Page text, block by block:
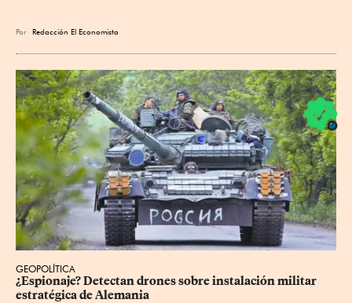
Por Redacción El Economista
GEOPOLÍTICA
¿Espionaje? Detectan drones sobre instalación militar
estratégica de Alemania